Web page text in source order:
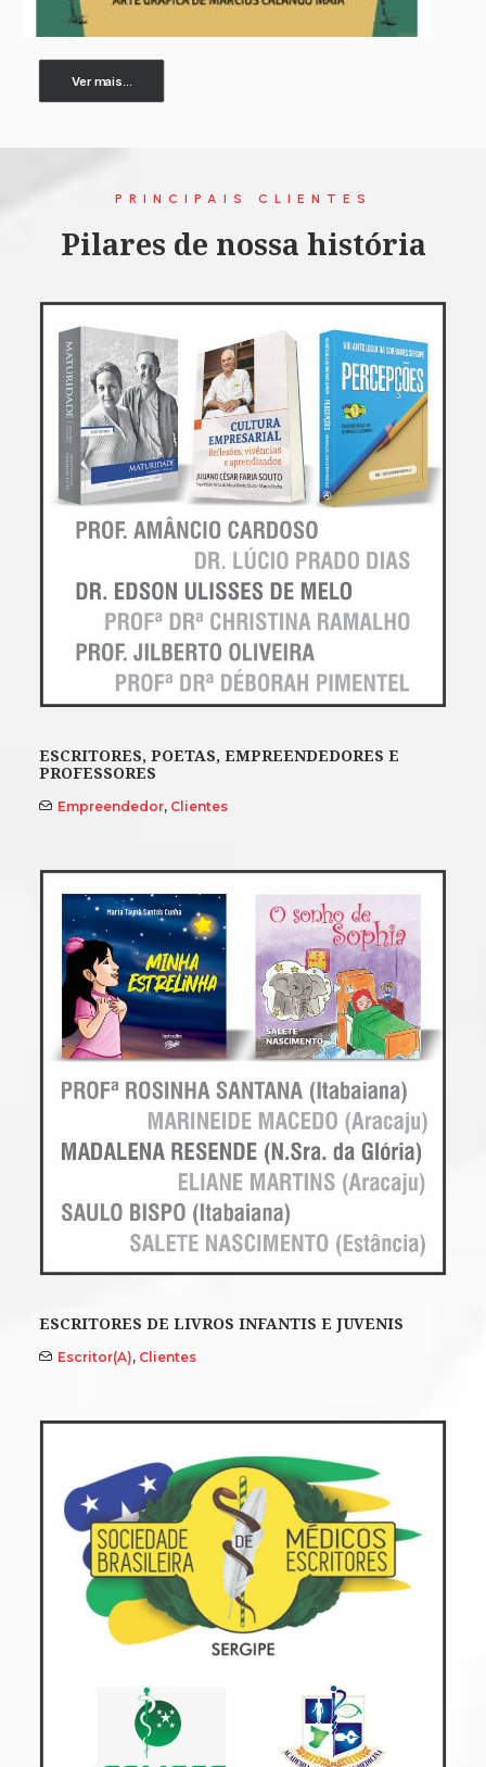
Ver mais...
PRINCIPAIS CLIENTES
Pilares de nossa história
ESCRITORES, POETAS, EMPREENDEDORES E
PROFESSORES
Empreendedor, Clientes
ESCRITORES DE LIVROS INFANTIS E JUVENIS
Escritor(a), Clientes